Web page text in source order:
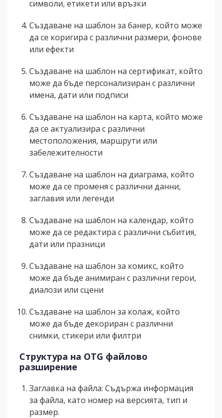
символи, етикети или връзки
Създаване на шаблон за банер, който може
да се коригира с различни размери, фонове
или ефекти
Създаване на шаблон на сертификат, който
може да бъде персонализиран с различни
имена, дати или подписи
Създаване на шаблон на карта, който може
да се актуализира с различни
местоположения, маршрути или
забележителности
Създаване на шаблон на диаграма, който
може да се променя с различни данни,
заглавия или легенди
Създаване на шаблон на календар, който
може да се редактира с различни събития,
дати или празници
Създаване на шаблон за комикс, който
може да бъде анимиран с различни герои,
диалози или сцени
Създаване на шаблон за колаж, който
може да бъде декориран с различни
снимки, стикери или филтри
Структура на OTG файлово
разширение
Заглавка на файла: Съдържа информация
за файла, като номер на версията, тип и
размер.